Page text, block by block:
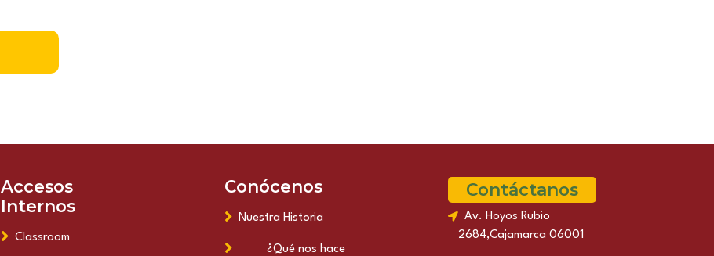
Accesos
Internos
Classroom
Conócenos
Nuestra Historia
¿Qué nos hace
Contáctanos
Av. Hoyos Rubio
2684,Cajamarca 06001